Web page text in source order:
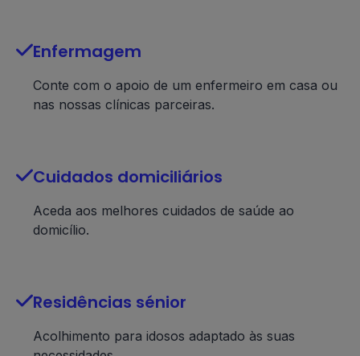
Enfermagem
Conte com o apoio de um enfermeiro em casa ou
nas nossas clínicas parceiras.
Cuidados domiciliários
Aceda aos melhores cuidados de saúde ao
domicílio.
Residências sénior
Acolhimento para idosos adaptado às suas